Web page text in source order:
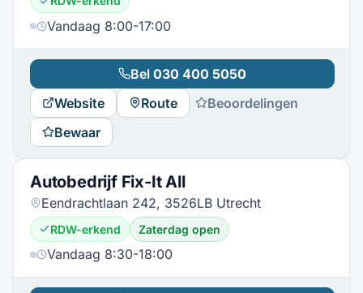
Vandaag 8:00-17:00
Bel 030 400 5050
Website
Route
Beoordelingen
Bewaar
Autobedrijf Fix-It All
Eendrachtlaan 242, 3526LB Utrecht
RDW-erkend Zaterdag open
Vandaag 8:30-18:00